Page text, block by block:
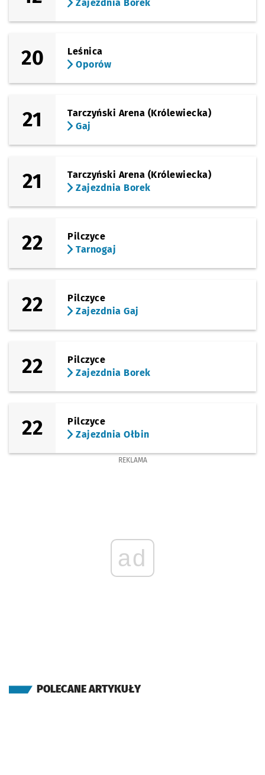
Zajezdnia Borek
20
Leśnica
Oporów
21
Tarczyński Arena (Królewiecka)
Gaj
21
Tarczyński Arena (Królewiecka)
Zajezdnia Borek
22
Pilczyce
Tarnogaj
22
Pilczyce
Zajezdnia Gaj
22
Pilczyce
Zajezdnia Borek
22
Pilczyce
Zajezdnia Ołbin
REKLAMA
ad
POLECANE ARTYKUŁY